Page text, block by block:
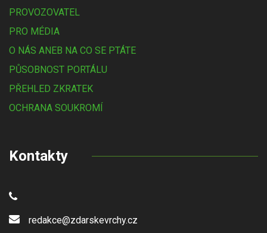
PROVOZOVATEL
PRO MÉDIA
O NÁS ANEB NA CO SE PTÁTE
PŮSOBNOST PORTÁLU
PŘEHLED ZKRATEK
OCHRANA SOUKROMÍ
Kontakty
redakce@zdarskevrchy.cz